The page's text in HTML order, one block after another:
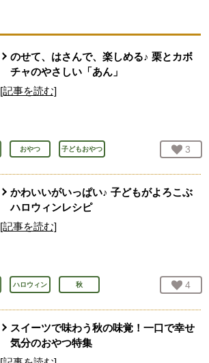
のせて、はさんで、楽しめる♪ 栗とカボ
チャのやさしい「あん」
[記事を読む]
おやつ 子どもおやつ お気
3
かわいいがいっぱい♪ 子どもがよろこぶ
ハロウィンレシピ
[記事を読む]
ハロウィン 秋 お気
4
スイーツで味わう秋の味覚！一口で幸せ
気分のおやつ特集